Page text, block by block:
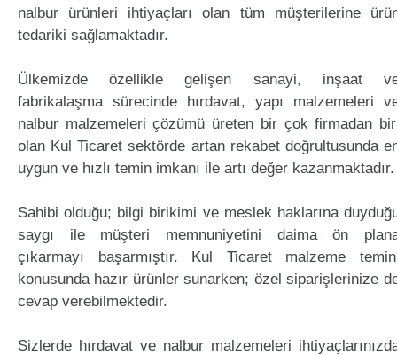
nalbur ürünleri ihtiyaçları olan tüm müşterilerine
tedariki sağlamaktadır.
Ülkemizde özellikle gelişen sanayi, inşaat
fabrikalaşma sürecinde hırdavat, yapı malzemeleri
nalbur malzemeleri çözümü üreten bir çok firmadan
olan Kul Ticaret sektörde artan rekabet doğrultusunda
uygun ve hızlı temin imkanı ile artı değer kazanmaktadır.
Sahibi olduğu; bilgi birikimi ve meslek haklarına
saygı ile müşteri memnuniyetini daima ön
çıkarmayı başarmıştır. Kul Ticaret malzeme
konusunda hazır ürünler sunarken; özel siparişlerinize
cevap verebilmektedir.
Sizlerde hırdavat ve nalbur malzemeleri